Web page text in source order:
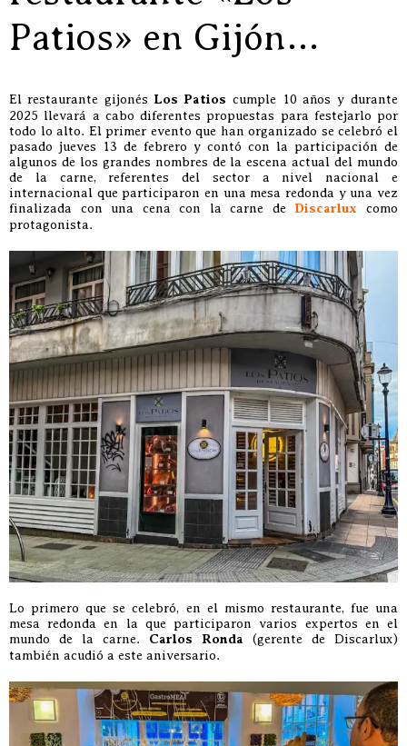
Patios» en Gijón…
El restaurante gijonés Los Patios cumple 10 años y durante
2025 llevará a cabo diferentes propuestas para festejarlo por
todo lo alto. El primer evento que han organizado se celebró el
pasado jueves 13 de febrero y contó con la participación de
algunos de los grandes nombres de la escena actual del mundo
de la carne, referentes del sector a nivel nacional e
internacional que participaron en una mesa redonda y una vez
finalizada con una cena con la carne de Discarlux como
protagonista.
Lo primero que se celebró, en el mismo restaurante, fue una
mesa redonda en la que participaron varios expertos en el
mundo de la carne. Carlos Ronda (gerente de Discarlux)
también acudió a este aniversario.